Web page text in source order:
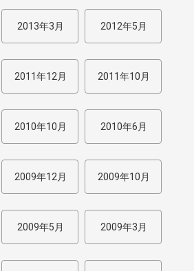
2013年3月 2012年5月
2011年12月 2011年10月
2010年10月 2010年6月
2009年12月 2009年10月
2009年5月 2009年3月